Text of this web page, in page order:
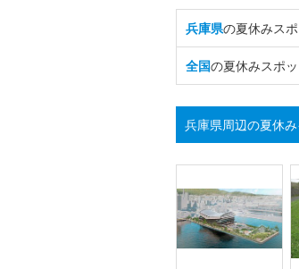
兵庫県の夏休みス
全国の夏休みスポ
兵庫県周辺の夏休